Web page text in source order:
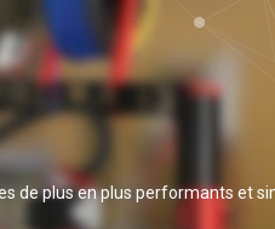
de plus en plus performants et